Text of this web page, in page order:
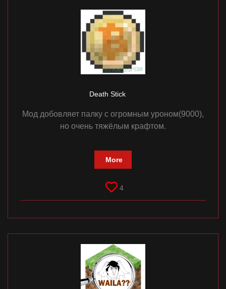
Death Stick
Мод добовляет палку с огромным уроном(9000),
но очень тяжёлым крафтом.
More
4